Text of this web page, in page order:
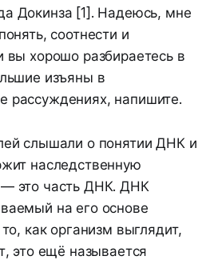
Докинза [1]. Надеюсь, мне
соотнести и
вы хорошо разбираетесь в
изъяны в
рассуждениях, напишите.
слышали о понятии ДНК и
наследственную
это часть ДНК. ДНК
на его основе
как организм выглядит,
это ещё называется